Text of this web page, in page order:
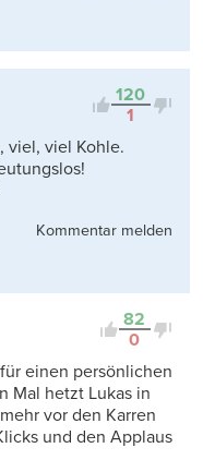
120
1
viel, viel Kohle.
Kommentar melden
82
0
einen persönlichen
Mal hetzt Lukas in
vor den Karren
und den Applaus